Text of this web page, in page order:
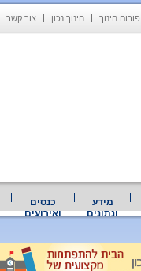
פורום חינוך חינוך נכון צור קשר
מידע
ונתונים
כנסים
ואירועים